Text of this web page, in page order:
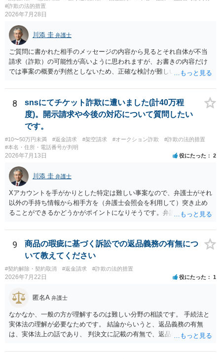
#詐欺の法的措置
2026年7月28日
川添 圭 弁護士
ご質問に書かれた相手のメッセージの内容から見るとそれ自体が不当
請求（詐欺）の可能性が高いように思われますが、お書きの内容だけ
では事案の概要が判然としないため、正確な検討が難しいです。例え
画面を見て貰いながらアドバイスう受けた方が確実です。
8
snsにてチケット詐欺に遭いました(計40万程
度)。開示請求や今後の対応について質問したい
です。
#10〜50万円未満 #返金請求 #架空請求 #オークション詐欺
#詐欺の法的措置
#本名・住所・電話番号が判明
2026年7月13日 役にたった 2
川添 圭 弁護士
Xアカウントを手がかりとした特定は難しい事案なので、弁護士がそれ
以外の手持ち情報から相手方を（弁護士会照会を利用して）突き止め
ることができるかどうかがポイントになりそうです。弁護士による調
せることになるでしょう。見通しについては、実際の資料等を弁護士
に検討してもらう必要があると思います。弁護士費用は自由化されて
いますので個別に確認いただく必要がありますが、そもそも回収でき
るかどうかが問題になり得る事案であり、被害額の規模からみると、
仮に回収できたとしても弁護士費用を差し引いた実質回収分はかなり
少なくなる可能性もあるように思います。
9
商品の瑕疵に基づく訴訟での返品義務の有無につ
いて教えてください
#契約解除・契約取消 #返金請求 #詐欺の法的措置
2026年7月22日 役にたった 1
匿名A 弁護士
なかなか、一般の方が理解するのは難しい分野の相談です。 手続法と
実体法の理解が必要なためです。 結論からいうと、返品義務の有無
は、実体法上の話であり、 判決文に記載の有無で、返品義務の有無が
品せよ」と判決文に書かれていなくても、 全額支払い判決の前提とし